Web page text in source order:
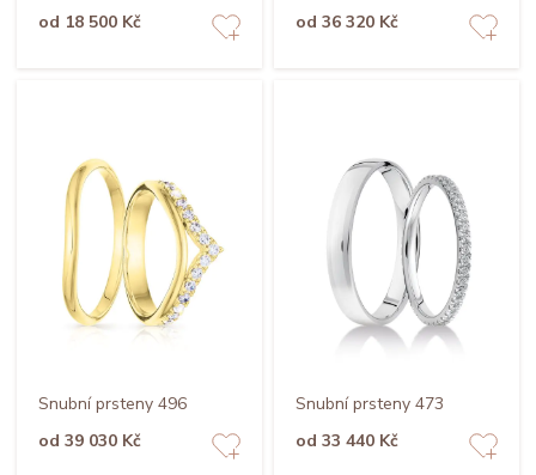
od 18 500 Kč od 36 320 Kč
Snubní prsteny 496
od 39 030 Kč
Snubní prsteny 473
od 33 440 Kč